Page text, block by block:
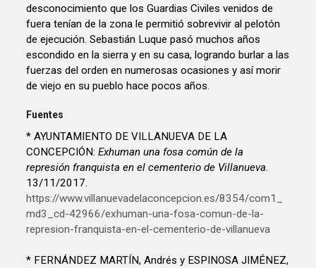
desconocimiento que los Guardias Civiles venidos de
fuera tenían de la zona le permitió sobrevivir al pelotón
de ejecución. Sebastián Luque pasó muchos años
escondido en la sierra y en su casa, logrando burlar a las
fuerzas del orden en numerosas ocasiones y así morir
de viejo en su pueblo hace pocos años.
Fuentes
* AYUNTAMIENTO DE VILLANUEVA DE LA
CONCEPCIÓN:Exhuman una fosa común de la
represión franquista en el cementerio de Villanueva.
13/11/2017.
https://www.villanuevadelaconcepcion.es/8354/com1_
md3_cd-42966/exhuman-una-fosa-comun-de-la-
represion-franquista-en-el-cementerio-de-villanueva
* FERNÁNDEZ MARTÍN, Andrés y ESPINOSA JIMÉNEZ,